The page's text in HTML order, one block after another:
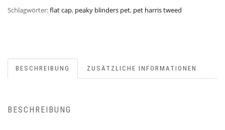
Schlagwörter:flat cap, peaky blinders pet, pet harris tweed
BESCHREIBUNG ZUSÄTZLICHE INFORMATIONEN
BESCHREIBUNG